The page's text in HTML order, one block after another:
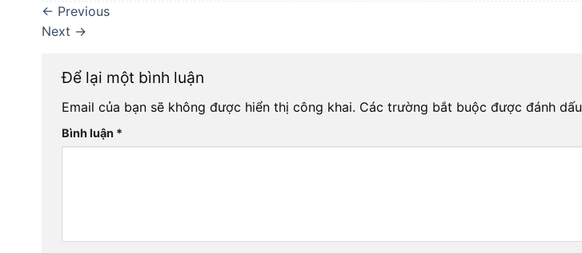
← Previous
Next →
Để lại một bình luận
Email của bạn sẽ không được hiển thị công khai. Các trường bắt buộc được đánh dấu
Bình luận *